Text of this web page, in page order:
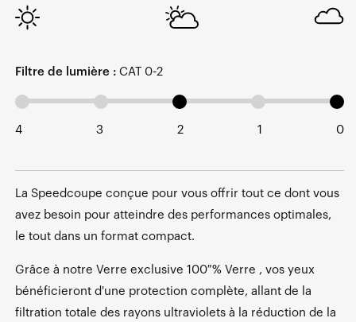
Filtre de lumière : CAT 0-2
4 3 2 1 0
La Speedcoupe conçue pour vous offrir tout ce dont vous
avez besoin pour atteindre des performances optimales,
le tout dans un format compact.
Grâce à notre Verre exclusive 100 % Verre , vos yeux
bénéficieront d'une protection complète, allant de la
filtration totale des rayons ultraviolets à la réduction de la